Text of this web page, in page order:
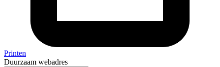
Printen
Duurzaam webadres